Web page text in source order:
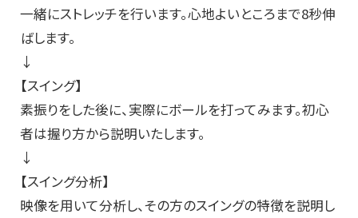
一緒にストレッチを行います。心地よいところまで8秒伸
ばします。
↓
【スイング】
素振りをした後に、実際にボールを打ってみます。初心
者は握り方から説明いたします。
↓
【スイング分析】
映像を用いて分析し、その方のスイングの特徴を説明し